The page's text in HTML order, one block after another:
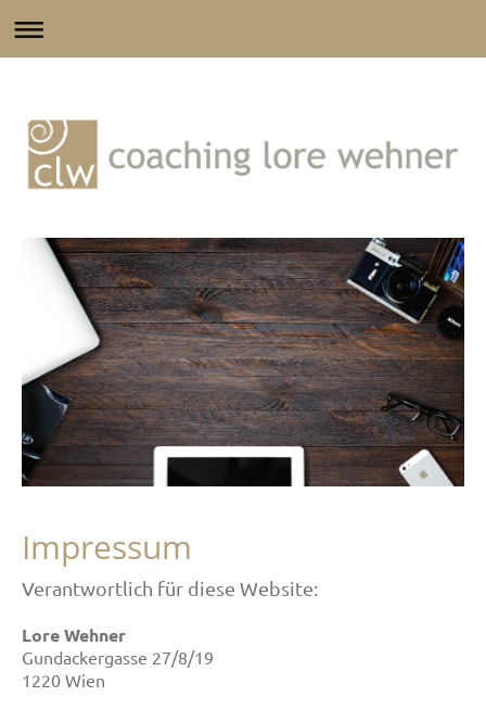
Impressum
Verantwortlich für diese Website:
Lore Wehner
Gundackergasse 27/8/19
1220 Wien